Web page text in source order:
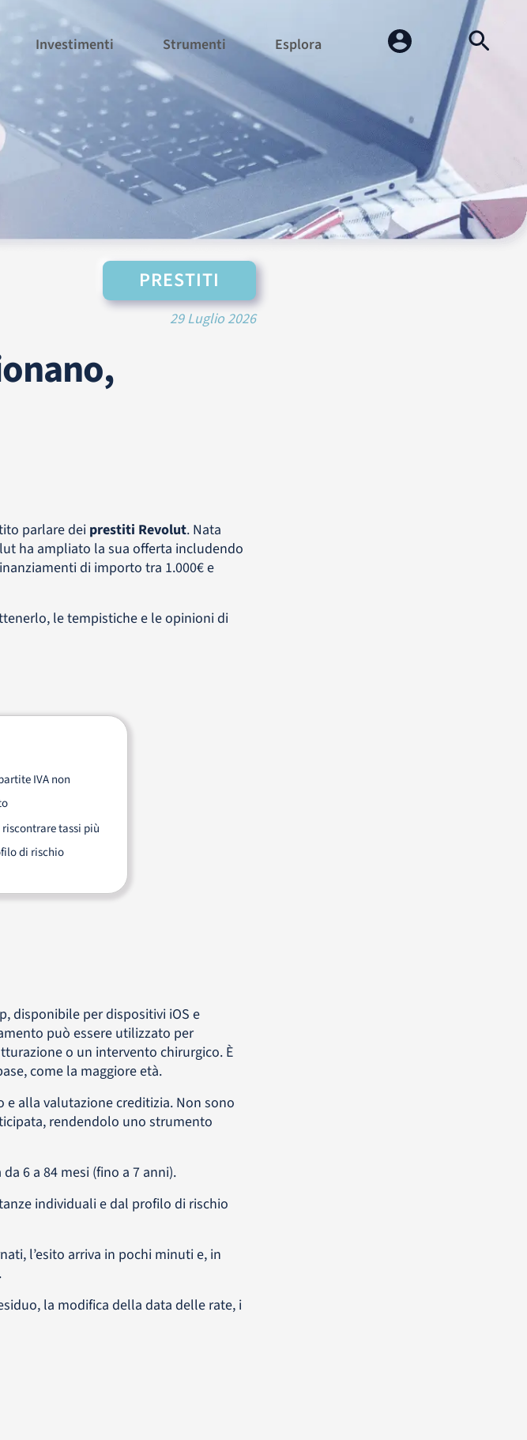
Investimenti Strumenti Esplora
PRESTITI
29 Luglio 2026
parlare dei prestiti Revolut. Nata
ha ampliato la sua offerta includendo
di importo tra 1.000€ e
le tempistiche e le opinioni di
IVA non
tassi più
di rischio
disponibile per dispositivi iOS e
può essere utilizzato per
o un intervento chirurgico. È
come la maggiore età.
alla valutazione creditizia. Non sono
rendendolo uno strumento
6 a 84 mesi (fino a 7 anni).
individuali e dal profilo di rischio
l’esito arriva in pochi minuti e, in
la modifica della data delle rate, i